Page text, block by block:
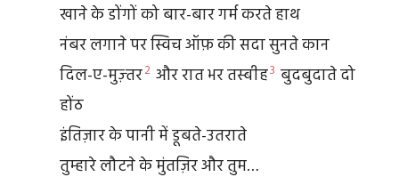
खाने के डोंगों को बार-बार गर्म करते हाथ
नंबर लगाने पर स्विच ऑफ़ की सदा सुनते कान
दिल-ए-मुज़्तर2 और रात भर तस्बीह3 बुदबुदाते दो
होंठ
इंतिज़ार के पानी में डूबते-उतराते
तुम्हारे लौटने के मुंतज़िर और तुम…